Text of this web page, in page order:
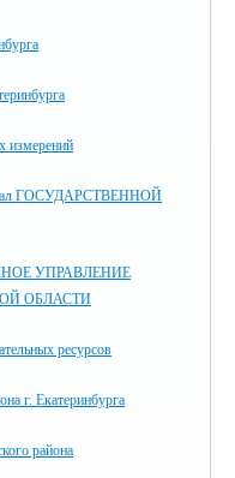
измерений
ГОСУДАРСТВЕННОЙ
УПРАВЛЕНИЕ
ОБЛАСТИ
ресурсов
г. Екатеринбурга
района